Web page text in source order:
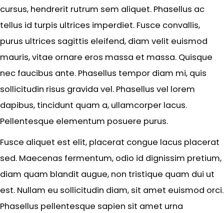
cursus, hendrerit rutrum sem aliquet. Phasellus ac
tellus id turpis ultrices imperdiet. Fusce convallis,
purus ultrices sagittis eleifend, diam velit euismod
mauris, vitae ornare eros massa et massa. Quisque
nec faucibus ante. Phasellus tempor diam mi, quis
sollicitudin risus gravida vel. Phasellus vel lorem
dapibus, tincidunt quam a, ullamcorper lacus.
Pellentesque elementum posuere purus.
Fusce aliquet est elit, placerat congue lacus placerat
sed. Maecenas fermentum, odio id dignissim pretium,
diam quam blandit augue, non tristique quam dui ut
est. Nullam eu sollicitudin diam, sit amet euismod orci.
Phasellus pellentesque sapien sit amet urna